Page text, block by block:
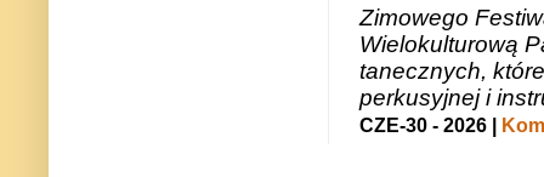
Zimowego
Wielokulturową
tanecznych,
perkusyjnej i
CZE-30 - 2026 |